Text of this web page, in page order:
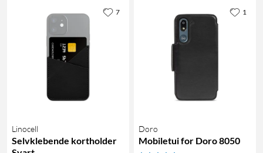
Linocell
Selvklebende kortholder
7
Doro
Mobiletui for Doro 8050
1